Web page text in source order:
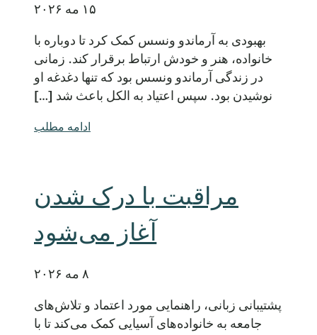
۱۵ مه ۲۰۲۶
بهبودی به آرماندو ونسس کمک کرد تا دوباره با
خانواده، هنر و خودش ارتباط برقرار کند. زمانی
در زندگی آرماندو ونسس بود که تنها دغدغه او
نوشیدن بود. سپس اعتیاد به الکل باعث شد […]
ادامه مطلب
مراقبت با درک شدن
آغاز می‌شود
۸ مه ۲۰۲۶
پشتیبانی زبانی، راهنمایی مورد اعتماد و تلاش‌های
جامعه به خانواده‌های آسیایی کمک می‌کند تا با